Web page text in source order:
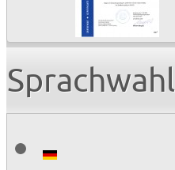
Sprachwahl